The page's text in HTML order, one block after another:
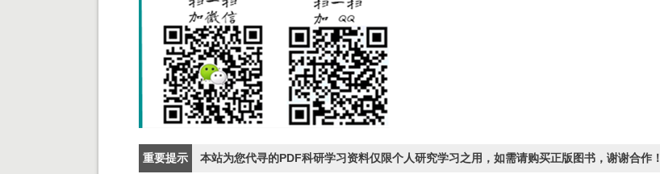
重要提示 本站为您代寻的PDF科研学习资料仅限个人研究学习之用，如需请购买正版图书，谢谢合作！